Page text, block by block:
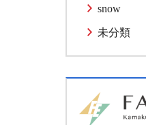
snow
未分類